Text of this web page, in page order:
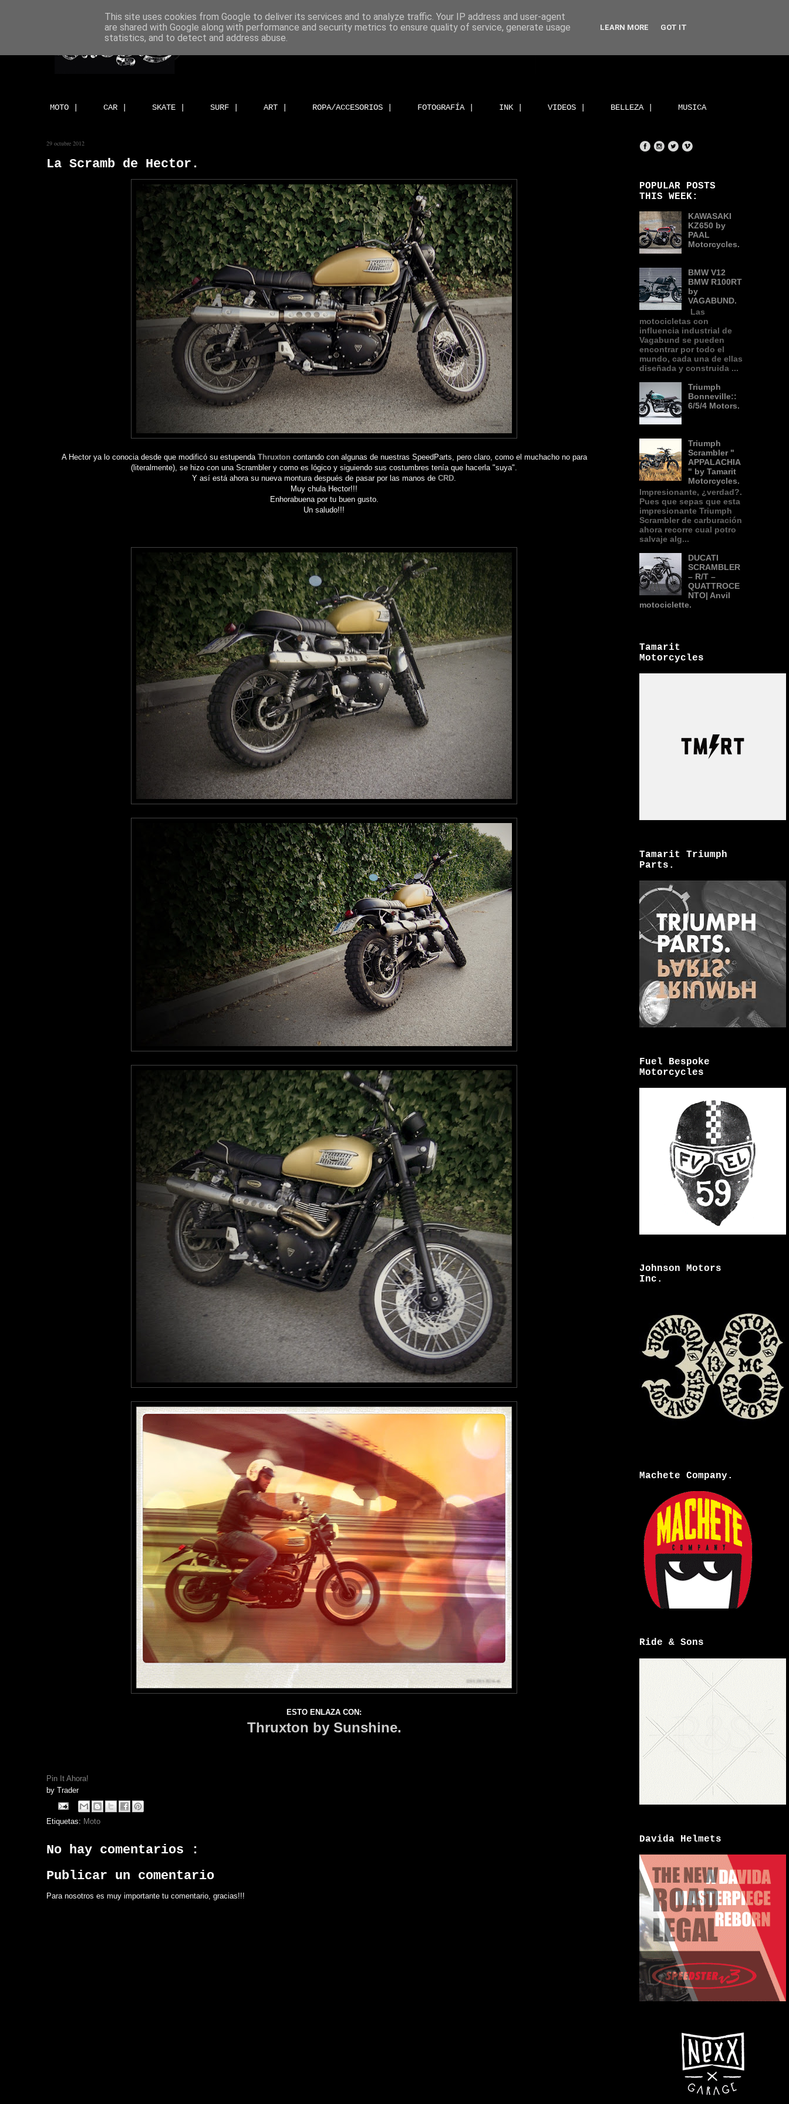
MOTO | CAR | SKATE | SURF | ART | ROPA/ACCESORIOS | FOTOGRAFÍA | INK | VIDEOS | BELLEZA | MUSICA
29 octubre 2012
La Scramb de Hector.
A Hector ya lo conocia desde que modificó su estupenda Thruxton contando con algunas de nuestras SpeedParts, pero claro, como el muchacho no para
(literalmente), se hizo con una Scrambler y como es lógico y siguiendo sus costumbres tenía que hacerla "suya".
Y así está ahora su nueva montura después de pasar por las manos de CRD
Muy chula Hector!!!
Enhorabuena por tu buen gusto.
Un saludo!!!
ESTO ENLAZA CON:
Thruxton by Sunshine.
Pin It Ahora!
by Trader
Etiquetas: Moto
No hay comentarios :
Publicar un comentario
Para nosotros es muy importante tu comentario, gracias!!!
POPULAR POSTS
THIS WEEK:
KAWASAKI
KZ650 by
PAAL
Motorcycles.
BMW V12
BMW R100RT
by
VAGABUND.
Las
motocicletas con
influencia industrial de
Vagabund se pueden
encontrar por todo el
mundo, cada una de ellas
diseñada y construida ...
Triumph
Bonneville::
6/5/4 Motors.
Triumph
Scrambler "
APPALACHIA
" by Tamarit
Motorcycles.
Impresionante, ¿verdad?.
Pues que sepas que esta
impresionante Triumph
Scrambler de carburación
ahora recorre cual potro
salvaje alg...
DUCATI
SCRAMBLER
– R/T –
QUATTROCE
NTO| Anvil
motociclette.
Tamarit
Motorcycles
Tamarit Triumph
Parts.
Fuel Bespoke
Motorcycles
Johnson Motors
Inc.
Machete Company.
Ride & Sons
Davida Helmets
This site uses cookies from Google to deliver its services and to analyze traffic. Your IP address and user-agent
are shared with Google along with performance and security metrics to ensure quality of service, generate usage
statistics, and to detect and address abuse.
LEARN MORE GOT IT